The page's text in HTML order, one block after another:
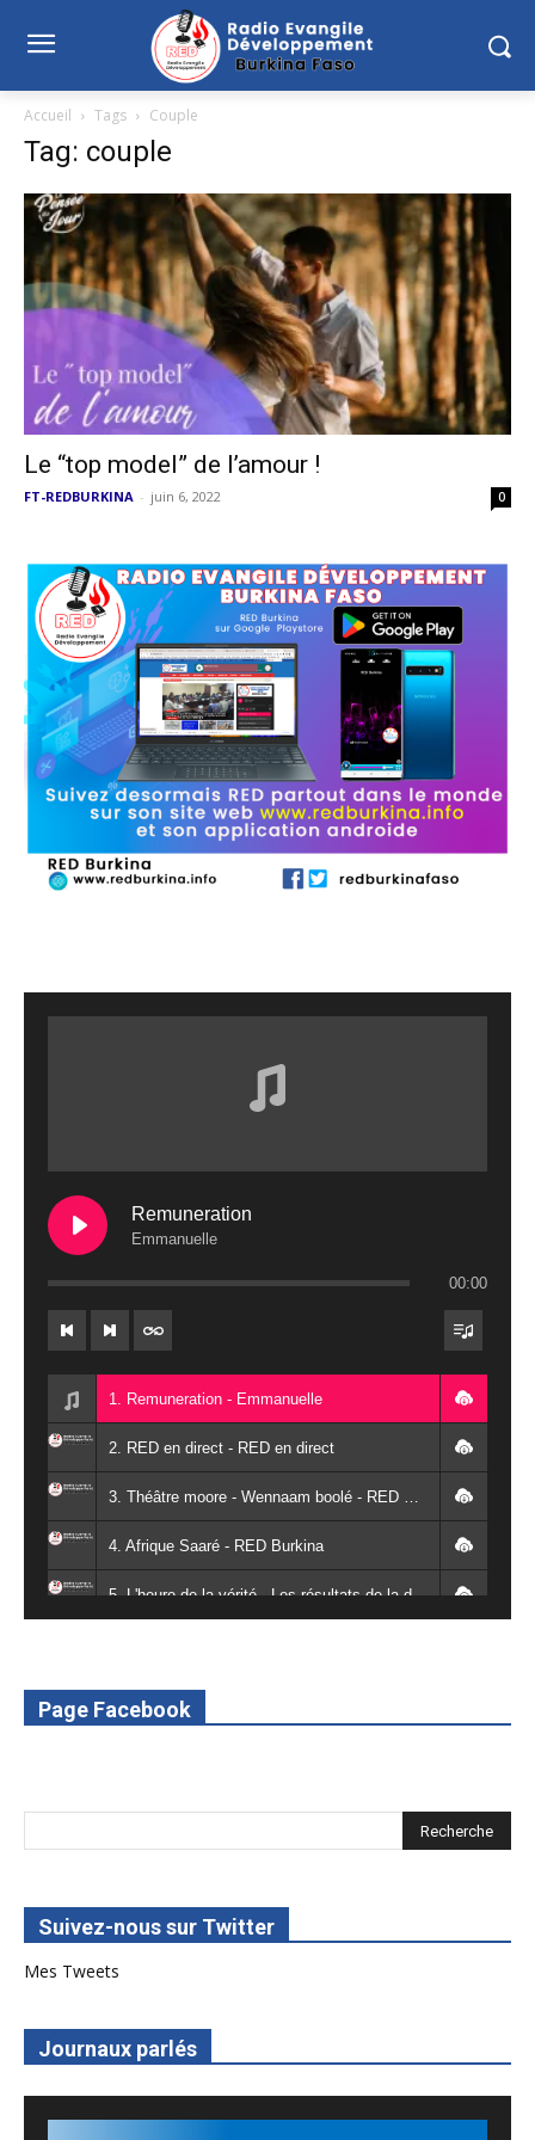
Accueil Tags Couple
Tag: couple
Le “top model” de l’amour !
FT-REDBURKINA - juin 6, 2022 0
Remuneration
Emmanuelle
00:00
1. Remuneration - Emmanuelle
2. RED en direct - RED en direct
4. Afrique Saaré - RED Burkina
5. L'heure de la vérité - Les résultats de la désodéissance et de l'obeissance - RED Burkina
7. SPOT 2 RED Multimédia 2022
Page Facebook
Suivez-nous sur Twitter
Mes Tweets
Journaux parlés